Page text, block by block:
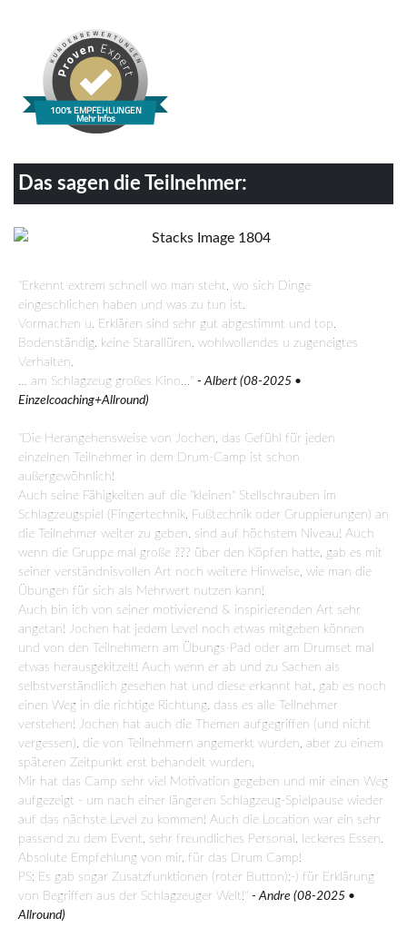
100% EMPFEHLUNGEN
Mehr Infos
Das sagen die Teilnehmer:
"Erkennt extrem schnell wo man steht, wo sich Dinge
eingeschlichen haben und was zu tun ist.
Vormachen u. Erklären sind sehr gut abgestimmt und top.
Bodenständig, keine Starallüren, wohlwollendes u zugeneigtes
Verhalten.
… am Schlagzeug großes Kino…" - Albert (08-2025 •
Einzelcoaching+Allround)
"Die Herangehensweise von Jochen, das Gefühl für jeden
einzelnen Teilnehmer in dem Drum-Camp ist schon
außergewöhnlich!
Auch seine Fähigkeiten auf die "kleinen" Stellschrauben im
Schlagzeugspiel (Fingertechnik, Fußtechnik oder Gruppierungen) an
die Teilnehmer weiter zu geben, sind auf höchstem Niveau! Auch
wenn die Gruppe mal große ??? über den Köpfen hatte, gab es mit
seiner verständnisvollen Art noch weitere Hinweise, wie man die
Übungen für sich als Mehrwert nutzen kann!
Auch bin ich von seiner motivierend & inspirierenden Art sehr
angetan! Jochen hat jedem Level noch etwas mitgeben können
und von den Teilnehmern am Übungs-Pad oder am Drumset mal
etwas herausgekitzelt! Auch wenn er ab und zu Sachen als
selbstverständlich gesehen hat und diese erkannt hat, gab es noch
einen Weg in die richtige Richtung, dass es alle Teilnehmer
verstehen! Jochen hat auch die Themen aufgegriffen (und nicht
vergessen), die von Teilnehmern angemerkt wurden, aber zu einem
späteren Zeitpunkt erst behandelt wurden.
Mir hat das Camp sehr viel Motivation gegeben und mir einen Weg
aufgezeigt - um nach einer längeren Schlagzeug-Spielpause wieder
auf das nächste Level zu kommen! Auch die Location war ein sehr
passend zu dem Event, sehr freundliches Personal, leckeres Essen.
Absolute Empfehlung von mir, für das Drum Camp!
PS: Es gab sogar Zusatzfunktionen (roter Button);-) für Erklärung
von Begriffen aus der Schlagzeuger Welt!" - Andre (08-2025 •
Allround)